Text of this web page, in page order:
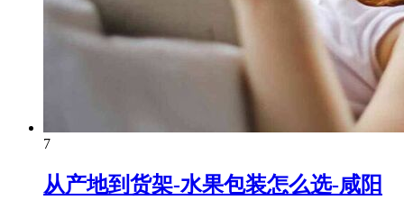
7
从产地到货架-水果包装怎么选-咸阳